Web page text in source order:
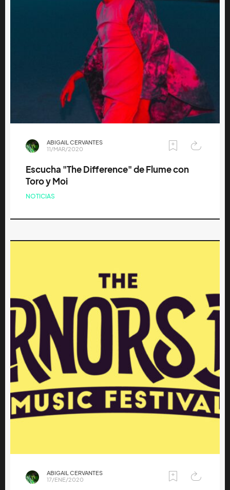
ABIGAIL CERVANTES
11/MAR/2020
Escucha "The Difference" de Flume con
Toro y Moi
NOTICIAS
ABIGAIL CERVANTES
17/ENE/2020